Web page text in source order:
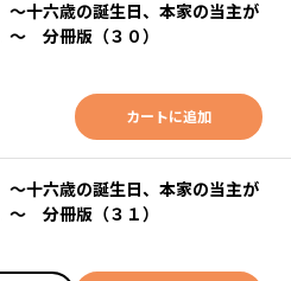
十六歳の誕生日、本家の当主が
～ 分冊版（３０）
カートに追加
十六歳の誕生日、本家の当主が
～ 分冊版（３１）